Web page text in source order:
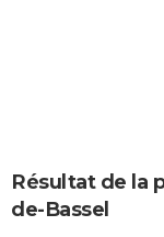
Carte de Noël
Carte Bonne année
Carte Saint-Valentin
Carte Pâques
Carte d'anniversaire
DICTIONNAIRE
Résultat de la
de-Bassel